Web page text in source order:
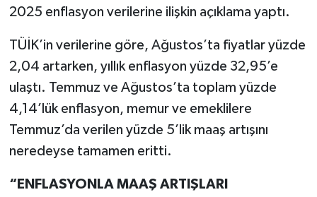
2025 enflasyon verilerine ilişkin açıklama yaptı.
TÜİK’in verilerine göre, Ağustos’ta fiyatlar yüzde
2,04 artarken, yıllık enflasyon yüzde 32,95’e
ulaştı. Temmuz ve Ağustos’ta toplam yüzde
4,14’lük enflasyon, memur ve emeklilere
Temmuz’da verilen yüzde 5’lik maaş artışını
neredeyse tamamen eritti.
“ENFLASYONLA MAAŞ ARTIŞLARI